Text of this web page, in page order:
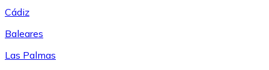
Cádiz
Baleares
Las Palmas